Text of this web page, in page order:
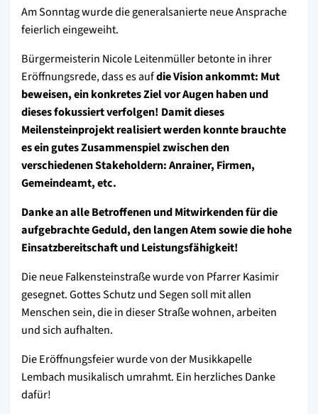
Am Sonntag wurde die generalsanierte neue Ansprache
feierlich eingeweiht.
Bürgermeisterin Nicole Leitenmüller betonte in ihrer
Eröffnungsrede, dass es aufdie Vision ankommt: Mut
beweisen, ein konkretes Ziel vor Augen haben und
dieses fokussiert verfolgen! Damit dieses
Meilensteinprojekt realisiert werden konnte brauchte
es ein gutes Zusammenspiel zwischen den
verschiedenen Stakeholdern: Anrainer, Firmen,
Gemeindeamt, etc.
Danke an alle Betroffenen und Mitwirkenden für die
aufgebrachte Geduld, den langen Atem sowie die hohe
Einsatzbereitschaft und Leistungsfähigkeit!
Die neue Falkensteinstraße wurde von Pfarrer Kasimir
gesegnet. Gottes Schutz und Segen soll mit allen
Menschen sein, die in dieser Straße wohnen, arbeiten
und sich aufhalten.
Die Eröffnungsfeier wurde von der Musikkapelle
Lembach musikalisch umrahmt. Ein herzliches Danke
dafür!